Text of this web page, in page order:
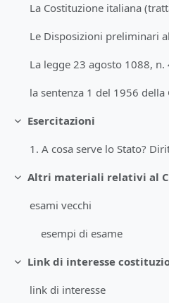
Minimizza
Esercitazioni
Minimizza
esami vecchi
esempi di esame
Minimizza
link di interesse